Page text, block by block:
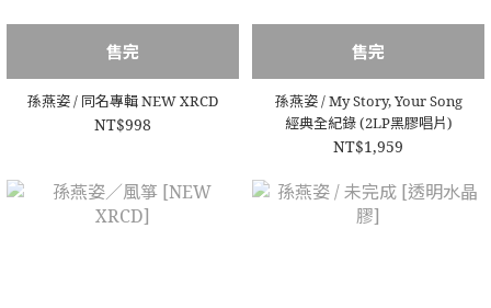
售完
孫燕姿 / 同名專輯 NEW XRCD
NT$998
售完
孫燕姿 / My Story, Your Song
經典全紀錄 (2LP黑膠唱片)
NT$1,959